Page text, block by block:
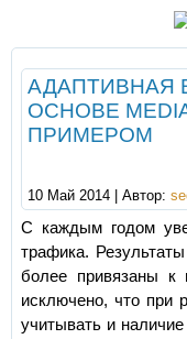
АДАПТИВНАЯ
ОСНОВЕ
ПРИМЕРОМ
10 Май 2014 | Автор:
С каждым годом
трафика.
более привязаны к
исключено, что при
учитывать и